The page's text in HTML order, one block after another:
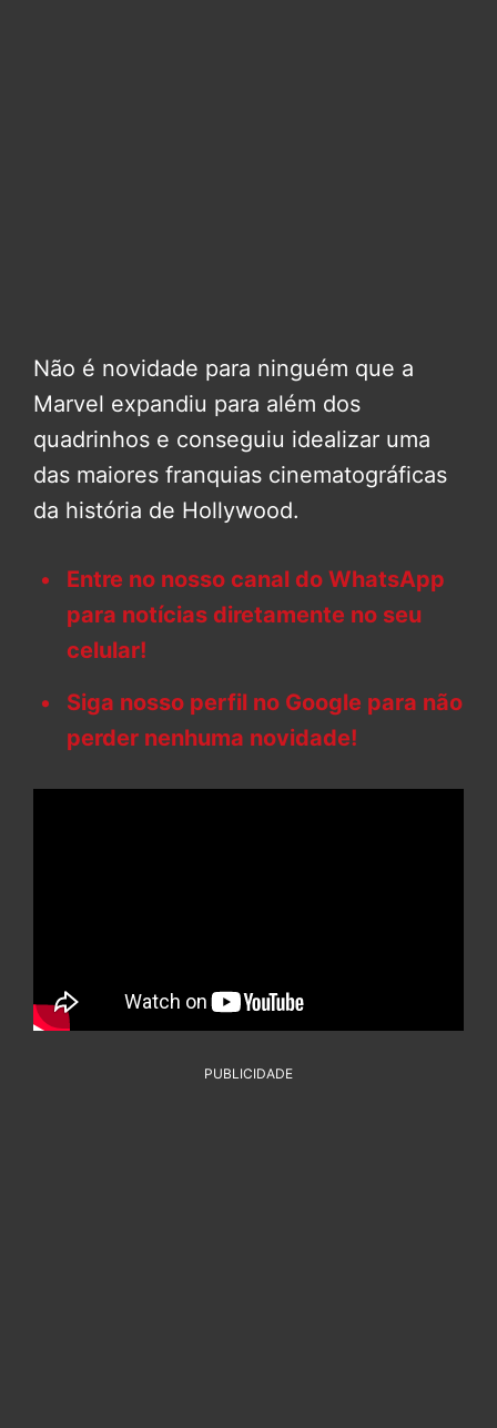
Não é novidade para ninguém que a
Marvel expandiu para além dos
quadrinhos e conseguiu idealizar uma
das maiores franquias cinematográficas
da história de Hollywood.
Entre no nosso canal do WhatsApp
para notícias diretamente no seu
celular!
Siga nosso perfil no Google para não
perder nenhuma novidade!
PUBLICIDADE